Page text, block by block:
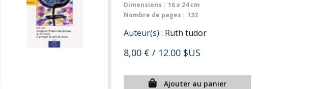
Dimensions : 16 x 24 cm
Nombre de pages : 132
Auteur(s) : Ruth tudor
8,00 € / 12.00 $US
Ajouter au panier